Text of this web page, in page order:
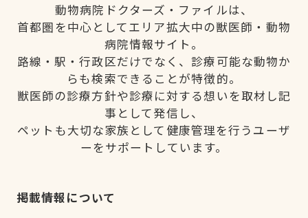
動物病院ドクターズ・ファイルは、
首都圏を中心としてエリア拡大中の獣医師・動物
病院情報サイト。
路線・駅・行政区だけでなく、診療可能な動物か
らも検索できることが特徴的。
獣医師の診療方針や診療に対する想いを取材し記
事として発信し、
ペットも大切な家族として健康管理を行うユーザ
ーをサポートしています。
掲載情報について